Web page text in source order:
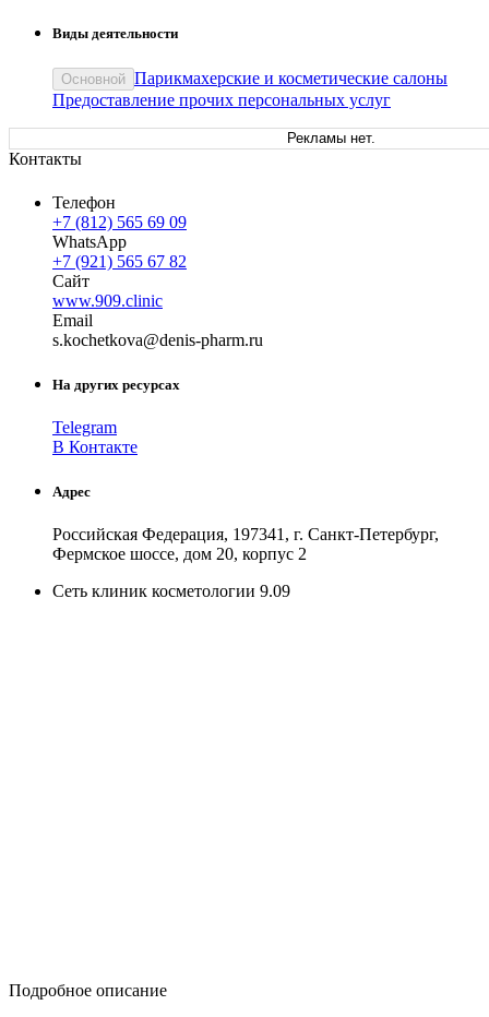
Виды деятельности
Основной Парикмахерские и косметические салоны
Предоставление прочих персональных услуг
Рекламы нет.
Контакты
Телефон
+7 (812) 565 69 09
WhatsApp
+7 (921) 565 67 82
Сайт
www.909.clinic
Email
s.kochetkova@denis-pharm.ru
На других ресурсах
Telegram
В Контакте
Адрес
Российская Федерация, 197341, г. Санкт-Петербург,
Фермское шоссе, дом 20, корпус 2
Сеть клиник косметологии 9.09
Подробное описание